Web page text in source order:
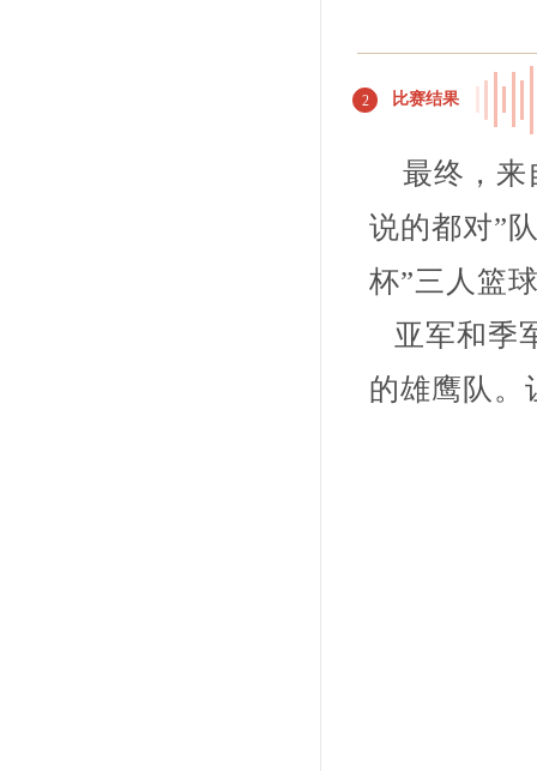
2 比赛结果
最终，来
说的都对”
杯”三人篮
亚军和季
的雄鹰队。